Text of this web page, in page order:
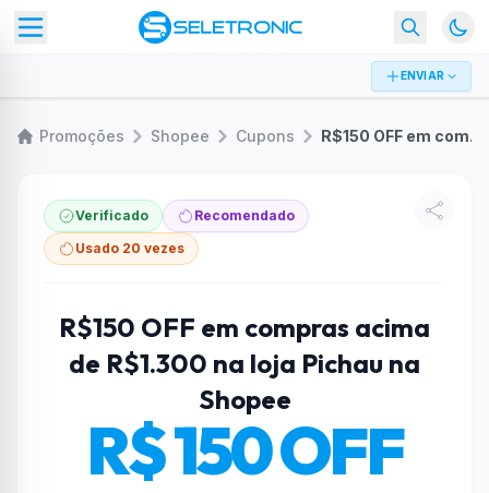
ENVIAR
Promoções Shopee Cupons R$150 OFF em compras acima de R$1.300 na loja Pichau na Shopee
Verificado
Recomendado
Usado 20 vezes
R$150 OFF em compras acima
de R$1.300 na loja Pichau na
Shopee
R$ 150 OFF